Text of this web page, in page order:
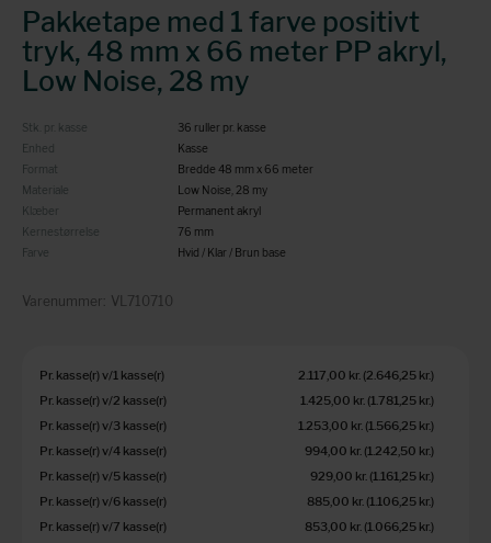
Pakketape med 1 farve positivt
tryk, 48 mm x 66 meter PP akryl,
Low Noise, 28 my
Stk. pr. kasse
36 ruller pr. kasse
Enhed
Kasse
Format
Bredde 48 mm x 66 meter
Materiale
Low Noise, 28 my
Klæber
Permanent akryl
Kernestørrelse
76 mm
Farve
Hvid / Klar / Brun base
Varenummer: VL710710
Pr. kasse(r) v/1 kasse(r) 2.117,00 kr. (2.646,25 kr.)
Pr. kasse(r) v/2 kasse(r)
1.425,00 kr. (1.781,25 kr.)
Pr. kasse(r) v/3 kasse(r)
1.253,00 kr. (1.566,25 kr.)
Pr. kasse(r) v/4 kasse(r)
994,00 kr. (1.242,50 kr.)
Pr. kasse(r) v/5 kasse(r)
929,00 kr. (1.161,25 kr.)
Pr. kasse(r) v/6 kasse(r)
885,00 kr. (1.106,25 kr.)
Pr. kasse(r) v/7 kasse(r)
853,00 kr. (1.066,25 kr.)